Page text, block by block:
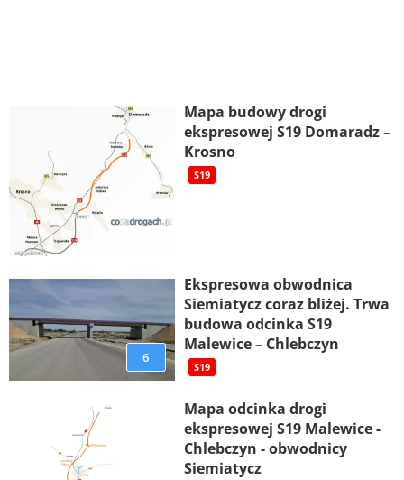
Mapa budowy drogi
ekspresowej S19 Domaradz –
Krosno
S19
6
Ekspresowa obwodnica
Siemiatycz coraz bliżej. Trwa
budowa odcinka S19
Malewice – Chlebczyn
S19
Mapa odcinka drogi
ekspresowej S19 Malewice -
Chlebczyn - obwodnicy
Siemiatycz